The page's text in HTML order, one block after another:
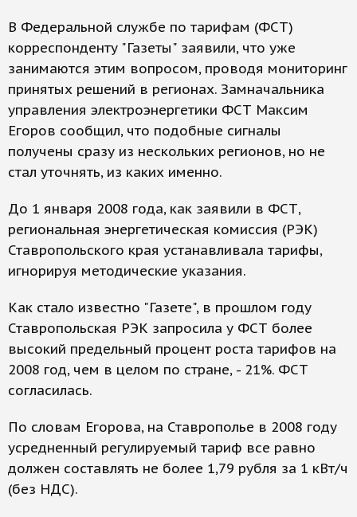
В Федеральной службе по тарифам (ФСТ)
корреспонденту "Газеты" заявили, что уже
занимаются этим вопросом, проводя мониторинг
принятых решений в регионах. Замначальника
управления электроэнергетики ФСТ Максим
Егоров сообщил, что подобные сигналы
получены сразу из нескольких регионов, но не
стал уточнять, из каких именно.
До 1 января 2008 года, как заявили в ФСТ,
региональная энергетическая комиссия (РЭК)
Ставропольского края устанавливала тарифы,
игнорируя методические указания.
Как стало известно "Газете", в прошлом году
Ставропольская РЭК запросила у ФСТ более
высокий предельный процент роста тарифов на
2008 год, чем в целом по стране, - 21%. ФСТ
согласилась.
По словам Егорова, на Ставрополье в 2008 году
усредненный регулируемый тариф все равно
должен составлять не более 1,79 рубля за 1 кВт/ч
(без НДС).